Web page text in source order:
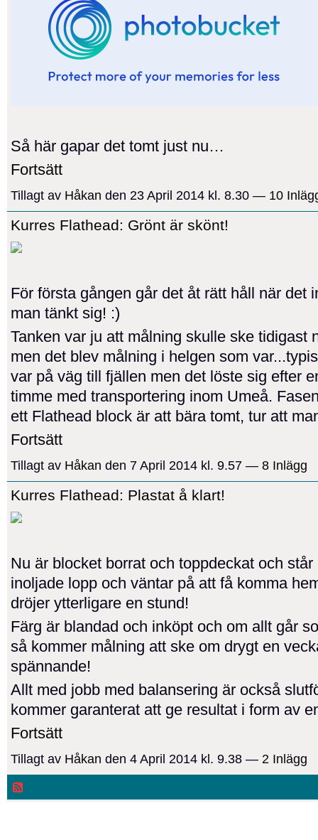
Så här gapar det tomt just nu…
Fortsätt
Tillagt av Håkan den 23 April 2014 kl. 8.30 — 10
Kurres Flathead: Grönt är skönt!
För första gången går det åt rätt håll när det
man tänkt sig! :)
Tanken var ju att målning skulle ske tidigast
men det blev målning i helgen som
var på väg till fjällen men det löste sig efter
timme med transportering inom Umeå.
ett Flathead block är att bära tomt, tur att
Fortsätt
Tillagt av Håkan den 7 April 2014 kl. 9.57 — 8 Inlägg
Kurres Flathead: Plastat å klart!
Nu är blocket borrat och toppdeckat och står
inoljade lopp och väntar på att få komma
dröjer ytterligare en stund!
Färg är blandad och inköpt och om allt går
så kommer målning att ske om drygt en
spännande!
Allt med jobb med balansering är också
kommer garanterat att ge resultat i form av
Fortsätt
Tillagt av Håkan den 4 April 2014 kl. 9.38 — 2 Inlägg